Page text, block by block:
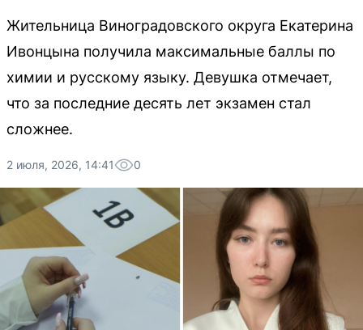
Жительница Виноградовского округа Екатерина
Ивонцына получила максимальные баллы по
химии и русскому языку. Девушка отмечает,
что за последние десять лет экзамен стал
сложнее.
2 июля, 2026, 14:41 0